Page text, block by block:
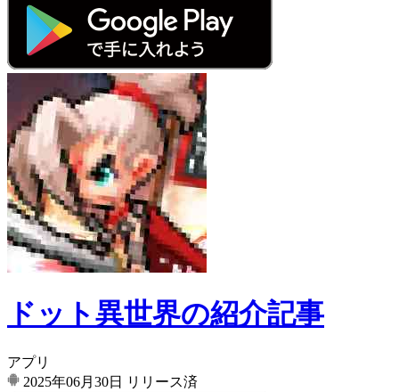
ドット異世界の紹介記事
アプリ
2025年06月30日
リリース済